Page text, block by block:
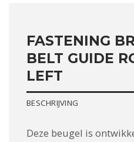
FASTENING
BELT GUIDE
LEFT
BESCHRIJVING
Deze beugel is